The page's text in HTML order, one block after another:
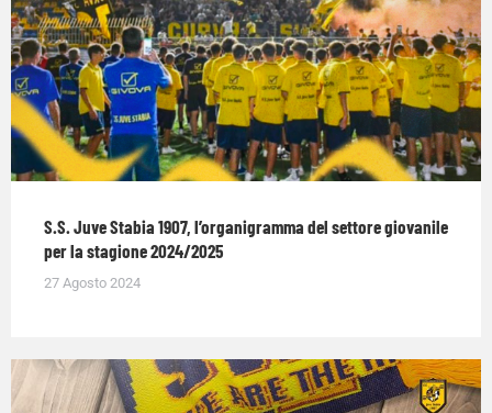
S.S. Juve Stabia 1907, l’organigramma del settore giovanile
per la stagione 2024/2025
27 Agosto 2024